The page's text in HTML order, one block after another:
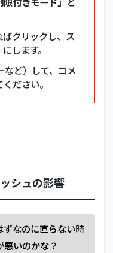
クリックし、ス
にします。
など）して、コメ
ださい。
シュの影響
ずなのに直らない時
いのかな？